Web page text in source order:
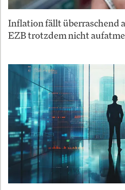
Inflation fällt überraschend
EZB trotzdem nicht